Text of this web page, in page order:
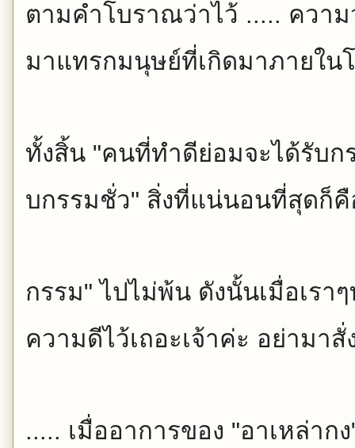
ตามคำโบราณว่าไว้ ..... ควา
มาแทรกมนุษย์ที่เกิดมาภายใน
ทั้งสิ้น "คนที่ทำดีย่อมจะได้รับ
บกรรมชั่ว" สิ่งที่แน่นอนที่สุดก็
กรรม" ไปไม่พ้น ดังนั้นเมื่อเรา
ความดีไว้เถอะเจ้าค่ะ อย่ามาสั่
..... เมื่ออาการของ "อาเหล่าก